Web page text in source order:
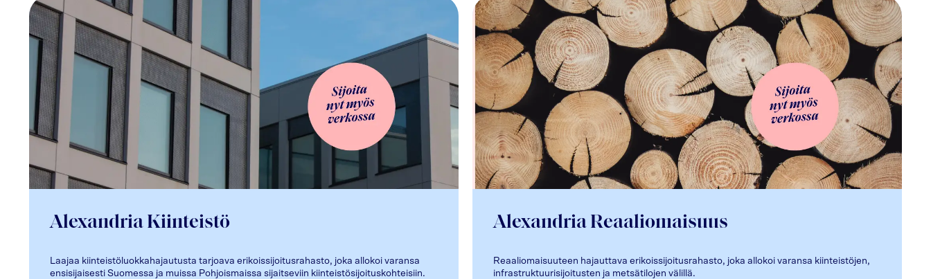
Alexandria Kiinteistö
Laajaa kiinteistöluokkahajautusta tarjoava erikoissijoitusrahasto, joka allokoi varansa
ensisijaisesti Suomessa ja muissa Pohjoismaissa sijaitseviin kiinteistösijoituskohteisiin.
Alexandria Reaaliomaisuus
Reaaliomaisuuteen hajauttava erikoissijoitusrahasto, joka allokoi varansa kiinteistöjen,
infrastruktuurisijoitusten ja metsätilojen välillä.